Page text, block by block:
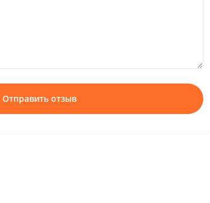
Отправить отзыв